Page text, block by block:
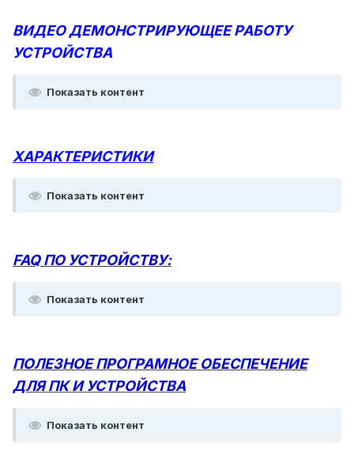
ВИДЕО ДЕМОНСТРИРУЮЩЕЕ РАБОТУ
УСТРОЙСТВА
Показать контент
ХАРАКТЕРИСТИКИ
Показать контент
FAQ ПО УСТРОЙСТВУ:
Показать контент
ПОЛЕЗНОЕ ПРОГРАМНОЕ ОБЕСПЕЧЕНИЕ
ДЛЯ ПК И УСТРОЙСТВА
Показать контент